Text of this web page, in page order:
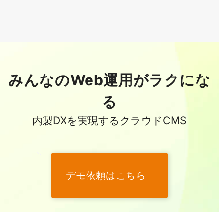
みんなのWeb運用がラクにな
る
内製DXを実現するクラウドCMS
デモ依頼はこちら